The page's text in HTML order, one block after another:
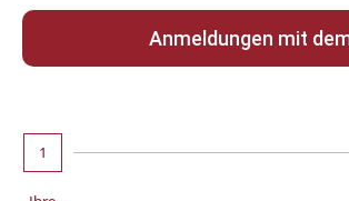
Anmeldungen mit
1